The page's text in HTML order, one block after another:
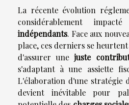
La récente évolution
considérablement
indépendants. Face aux
place, ces derniers se
d'assurer unejuste
s'adaptant à une assiette
L'élaboration d'une stratégie
devient inévitable pour